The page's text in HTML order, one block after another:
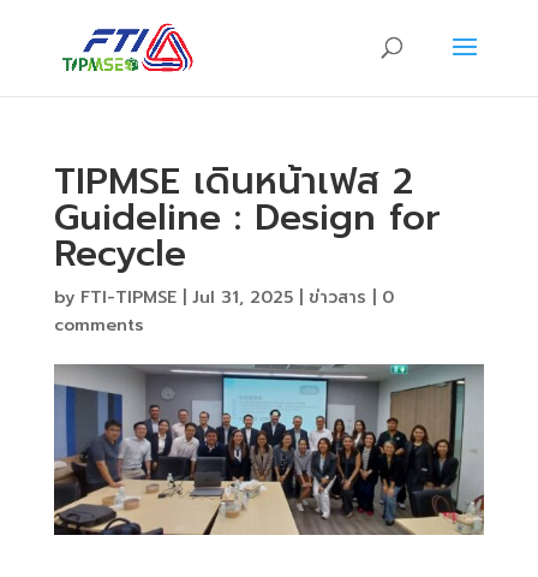
TIPMSE เดินหน้าเฟส 2
Guideline : Design for
Recycle
by FTI-TIPMSE| Jul 31, 2025| ข่าวสาร
0
comments